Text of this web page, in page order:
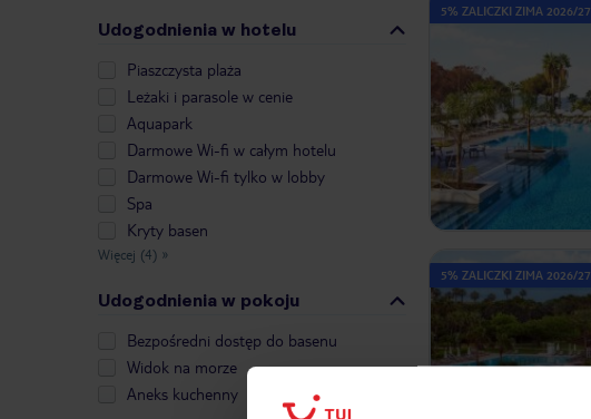
Udogodnienia w hotelu
Piaszczysta plaża
Leżaki i parasole w cenie
Aquapark
Darmowe Wi-fi w całym hotelu
Darmowe Wi-fi tylko w lobby
Spa
Kryty basen
Więcej (4) »
Udogodnienia w pokoju
Bezpośredni dostęp do basenu
Widok na morze
Aneks kuchenny
5% ZALICZKI ZIMA 2026/27
5% ZALICZKI ZIMA 2026/27